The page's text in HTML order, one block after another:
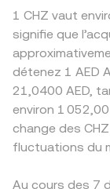
1 CHZ vaut
signifie que
détenez 1 AED
21,0400 AED,
environ 1
change des
fluctuations du
Au cours des 7